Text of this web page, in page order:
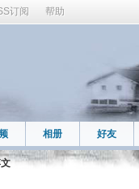
订阅 帮助
相册 好友